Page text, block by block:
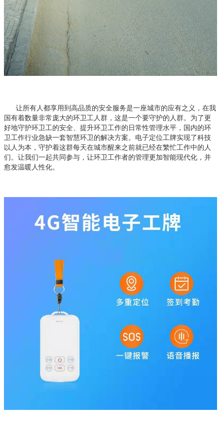
让所有人都享用到高品质的安全服务是一座城市的应有之义，在我
国有着数量非常庞大的环卫工人群，这是一个要守护的人群。为了更
好地守护环卫工的安全、提升环卫工作的日常性管理水平，国内的环
卫工作行业急缺一套智慧环卫的解决方案。 电子定位工牌实现了科技
以人为本，守护着这群每天在城市醒来之前就已经在繁忙工作中的人
们。让我们一起共同参与，让环卫工作者的管理更加智能现代化，并
愈发温暖人性化。